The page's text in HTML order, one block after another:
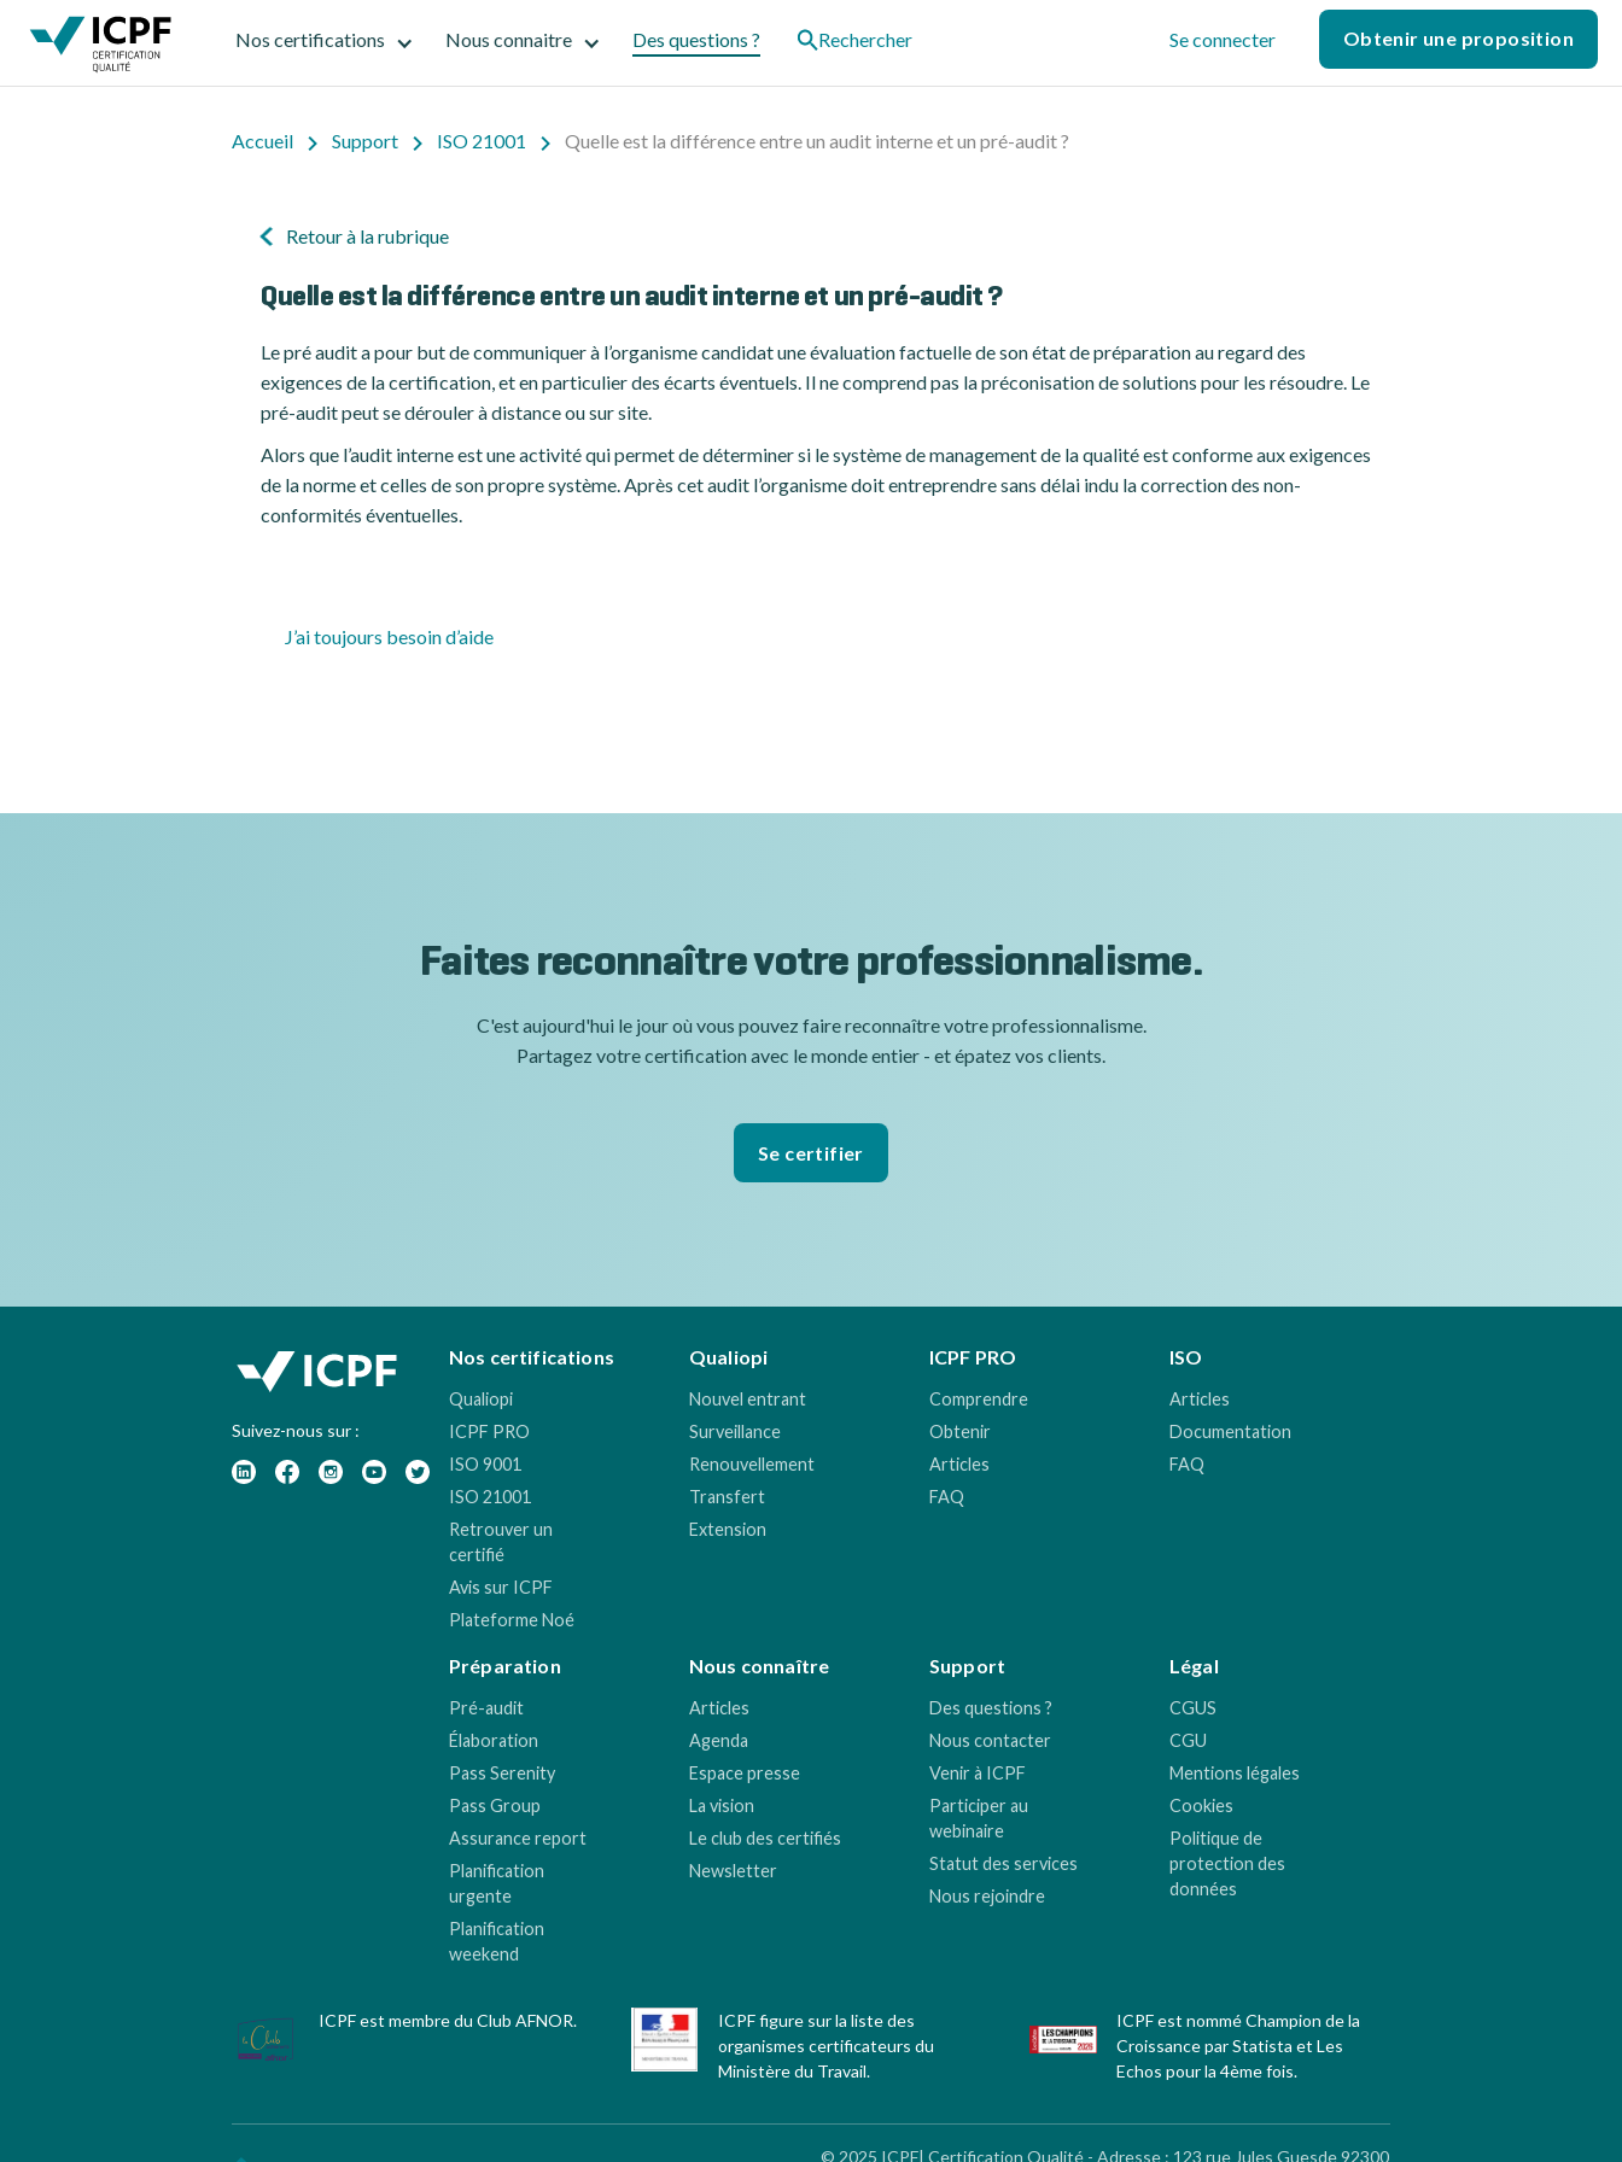
Nos certifications Nous connaitre Des questions ? Rechercher Se connecter Obtenir une proposition
Accueil Support ISO 21001 Quelle est la différence entre un audit interne et un pré-audit ?
Retour à la rubrique
Quelle est la différence entre un audit interne et un pré-audit ?
Le pré audit a pour but de communiquer à l’organisme candidat une évaluation factuelle de son état de préparation au regard des
exigences de la certification, et en particulier des écarts éventuels. Il ne comprend pas la préconisation de solutions pour les résoudre. Le
pré-audit peut se dérouler à distance ou sur site.
Alors que l’audit interne est une activité qui permet de déterminer si le système de management de la qualité est conforme aux exigences
de la norme et celles de son propre système. Après cet audit l’organisme doit entreprendre sans délai indu la correction des non-
conformités éventuelles.
J’ai toujours besoin d’aide
Faites reconnaître votre professionnalisme.
C'est aujourd'hui le jour où vous pouvez faire reconnaître votre professionnalisme.
Partagez votre certification avec le monde entier - et épatez vos clients.
Se certifier
Suivez-nous sur :
Nos certifications
Qualiopi
ICPF PRO
ISO 9001
ISO 21001
Retrouver un
certifié
Avis sur ICPF
Plateforme Noé
Qualiopi
Nouvel entrant
Surveillance
Renouvellement
Transfert
Extension
ICPF PRO
Comprendre
Obtenir
Articles
FAQ
ISO
Articles
Documentation
FAQ
Préparation
Pré-audit
Élaboration
Pass Serenity
Pass Group
Assurance report
Planification
urgente
Planification
weekend
Nous connaître
Articles
Agenda
Espace presse
La vision
Le club des certifiés
Newsletter
Support
Des questions ?
Nous contacter
Venir à ICPF
Participer au
webinaire
Statut des services
Nous rejoindre
Légal
CGUS
CGU
Mentions légales
Cookies
Politique de
protection des
données
ICPF est membre du Club AFNOR.
ICPF figure sur la liste des
organismes certificateurs du
Ministère du Travail.
ICPF est nommé Champion de la
Croissance par Statista et Les
Echos pour la 4ème fois.
© 2025 ICPF| Certification Qualité - Adresse : 123 rue Jules Guesde 92300